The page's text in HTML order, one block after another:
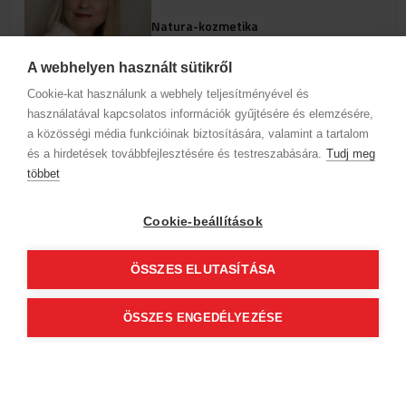
A webhelyen használt sütikről
Cookie-kat használunk a webhely teljesítményével és
használatával kapcsolatos információk gyűjtésére és elemzésére,
a közösségi média funkcióinak biztosítására, valamint a tartalom
és a hirdetések továbbfejlesztésére és testreszabására. Tudj meg
többet
Cookie-beállítások
ÖSSZES ELUTASÍTÁSA
ÖSSZES ENGEDÉLYEZÉSE
Szolgáltatások
Natura-kozmetika
Kassai utca 50-52/A
ÁSZF (üzleti) ÁSZF (szalonkereső - foglalás)
2.11.25